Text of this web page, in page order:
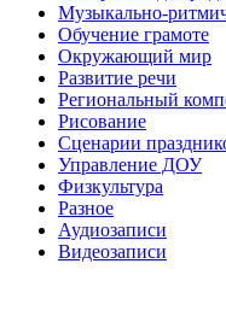
Музыкально-
Обучение грамоте
Окружающий мир
Развитие речи
Региональный
Рисование
Сценарии
Управление ДОУ
Физкультура
Разное
Аудиозаписи
Видеозаписи